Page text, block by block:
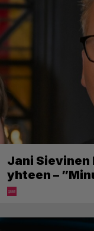
Jani
yhteen –